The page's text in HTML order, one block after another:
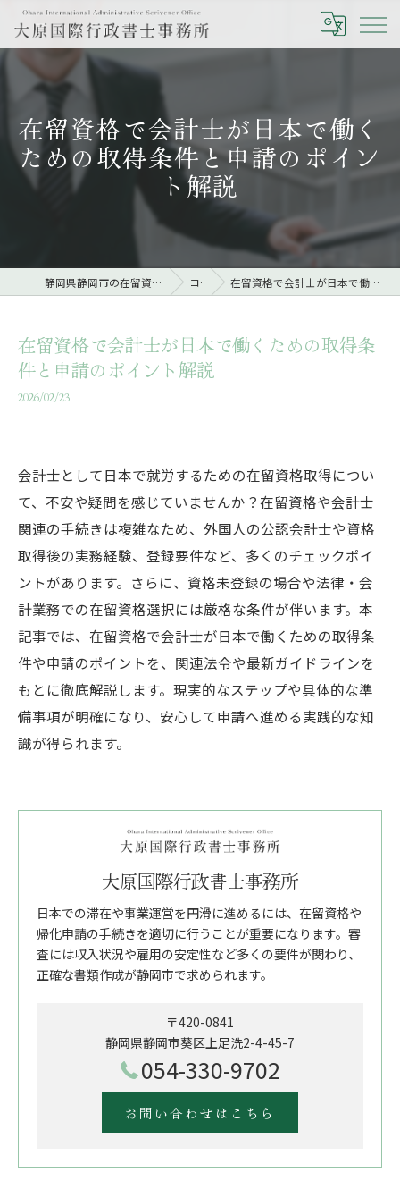
在留資格で会計士が日本で働く
ための取得条件と申請のポイン
ト解説
静岡県静岡市の在留資格なら大原国際行政書士事務所 コラム 在留資格で会計士が日本で働くための取得条件と申請のポイント解説
在留資格で会計士が日本で働くための取得条
件と申請のポイント解説
2026/02/23
会計士として日本で就労するための在留資格取得につい
て、不安や疑問を感じていませんか？在留資格や会計士
関連の手続きは複雑なため、外国人の公認会計士や資格
取得後の実務経験、登録要件など、多くのチェックポイ
ントがあります。さらに、資格未登録の場合や法律・会
計業務での在留資格選択には厳格な条件が伴います。本
記事では、在留資格で会計士が日本で働くための取得条
件や申請のポイントを、関連法令や最新ガイドラインを
もとに徹底解説します。現実的なステップや具体的な準
備事項が明確になり、安心して申請へ進める実践的な知
識が得られます。
大原国際行政書士事務所
日本での滞在や事業運営を円滑に進めるには、在留資格や
帰化申請の手続きを適切に行うことが重要になります。審
査には収入状況や雇用の安定性など多くの要件が関わり、
正確な書類作成が静岡市で求められます。
〒420-0841
静岡県静岡市葵区上足洗2-4-45-7
054-330-9702
お問い合わせはこちら